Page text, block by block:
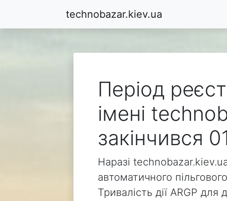
technobazar.kiev.ua
Період
імені
закінчився
Наразі
автоматичного
Тривалість дії ARGP для